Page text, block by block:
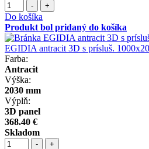
- +
Do košíka
Produkt bol pridaný do košíka
EGIDIA antracit 3D s prísluš.
Farba:
Antracit
Výška:
2030 mm
Výplň:
3D panel
368.40 €
Skladom
- +